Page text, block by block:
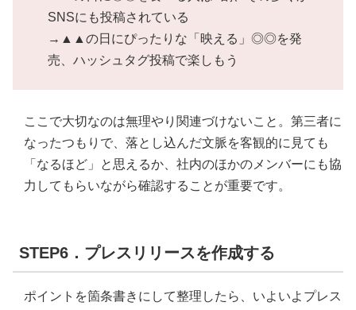
SNSにも投稿されている
→▲▲の日にぴったりな「映える」◎◎を発
売、ハッシュタグ投稿で楽しもう
ここで大切なのは無理やり関連づけないこと。第三者に
なったつもりで、落とし込んだ文脈を客観的に見ても
「なるほど」と思えるか、社内のほかのメンバーにも協
力してもらいながら確認することが重要です。
STEP6．プレスリリースを作成する
ポイントを箇条書きにして整理したら、いよいよプレス